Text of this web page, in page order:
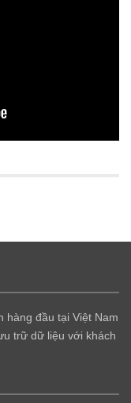
hàng đầu tại Việt Nam
trữ dữ liệu với khách